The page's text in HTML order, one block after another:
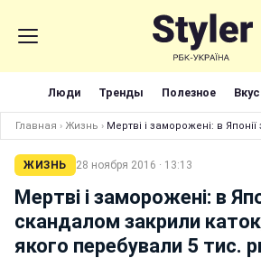
Люди Тренды Полезное
Главная › Жизнь › Мертві і заморожені: в
ЖИЗНЬ 28 ноября 2016 · 13:13
Мертві і заморожені: в
скандалом закрили
якого перебували 5 тис.